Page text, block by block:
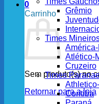
0
Carrinho
Sem produto(s) no
Retornar para a loja
Grêmio
Times
Atlético-
Cruzeiro
Times
Coritiba